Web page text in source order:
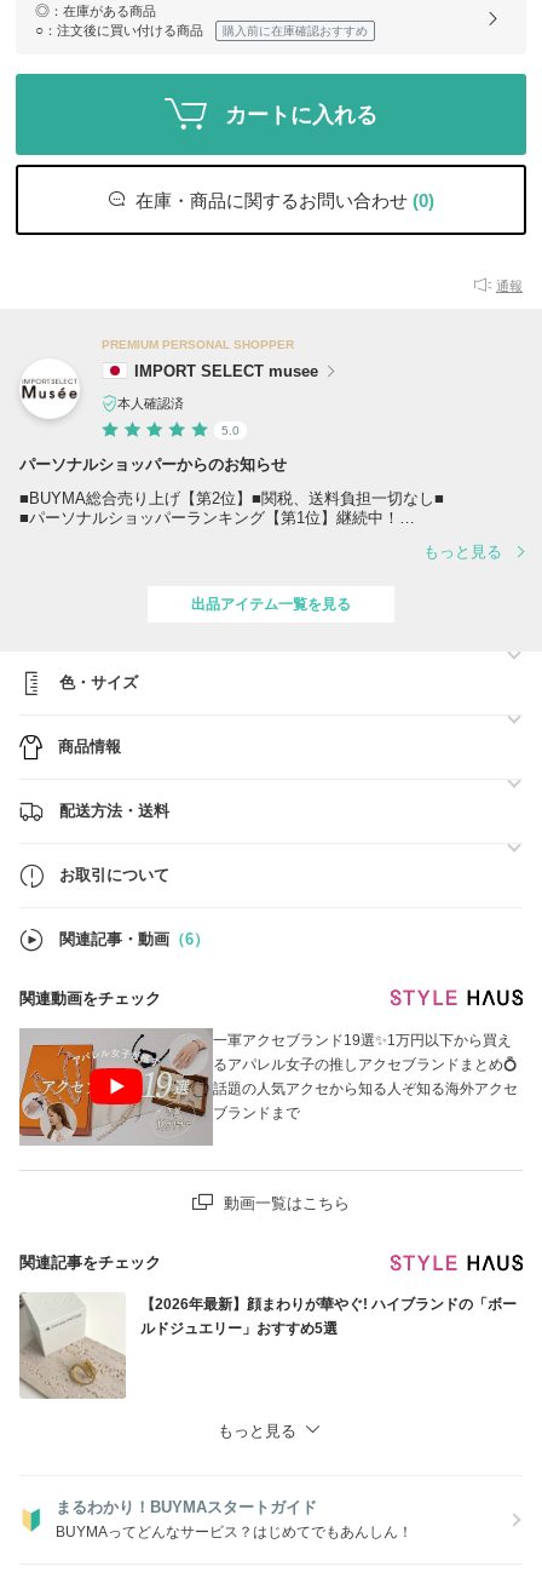
◎ ：在庫がある商品
○ ：注文後に買い付ける商品 購入前に在庫確認おすすめ
カートに入れる
在庫・商品に関するお問い合わせ (0)
通報
PREMIUM PERSONAL SHOPPER
IMPORT SELECT musee
本人確認済
5.0
パーソナルショッパーからのお知らせ
■BUYMA総合売り上げ【第2位】■関税、送料負担一切なし■
■パーソナルショッパーランキング【第1位】継続中！
●ご注文前に必ず【お取引について】の内容のご確認をお願いいたしま
https://www.buyma.com/buyer/841549/post/337736.html
営業日の13時までにご注文(決済完了済)で最短翌日着※一部地域・お取
り寄せ商品を除く
ご注文確定後にお客様用の在庫確保を行いますので、在庫確認のお問合
せ無しでご注文下さい。
※尚、システム上、他サイトでも販売している為タイムラグによりご注
文後に欠品となる場合がございます事ご了承下さい。
許可公安委員会名 大阪府公安委員会
●営業時間について
もっと見る
出品アイテム一覧を見る
色・サイズ
商品情報
配送方法・送料
お取引について
関連記事・動画 （6）
関連動画をチェック
一軍アクセブランド19選✨1万円以下から買え
るアパレル女子の推しアクセブランドまとめ💍
話題の人気アクセから知る人ぞ知る海外アクセ
ブランドまで
動画一覧はこちら
関連記事をチェック
【2026年最新】顔まわりが華やぐ! ハイブランドの「ボー
ルドジュエリー」おすすめ5選
もっと見る
まるわかり！BUYMAスタートガイド
BUYMAってどんなサービス？はじめてでもあんしん！